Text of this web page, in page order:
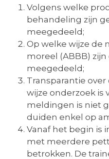
Volgens welke
behandeling zijn
meegedeeld;
Op welke wijze de
moreel (ABBB)
meegedeeld;
Transparantie
wijze onderzoek is
meldingen is niet
duiden enkel op
Vanaf het begin is
met meerdere
betrokken. De